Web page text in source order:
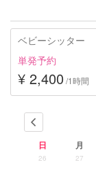
ベビーシッター
単発予約
¥ 2,400 /1時間
日 月
26 27